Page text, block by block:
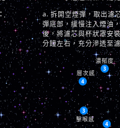
a. 拆開空煙彈，取出濾
彈底部，緩慢注入煙油
後，將濾芯與杯狀罩安
分鐘左右，充分滲透至
3
4
3
4
濃郁度
擊喉感
層次感